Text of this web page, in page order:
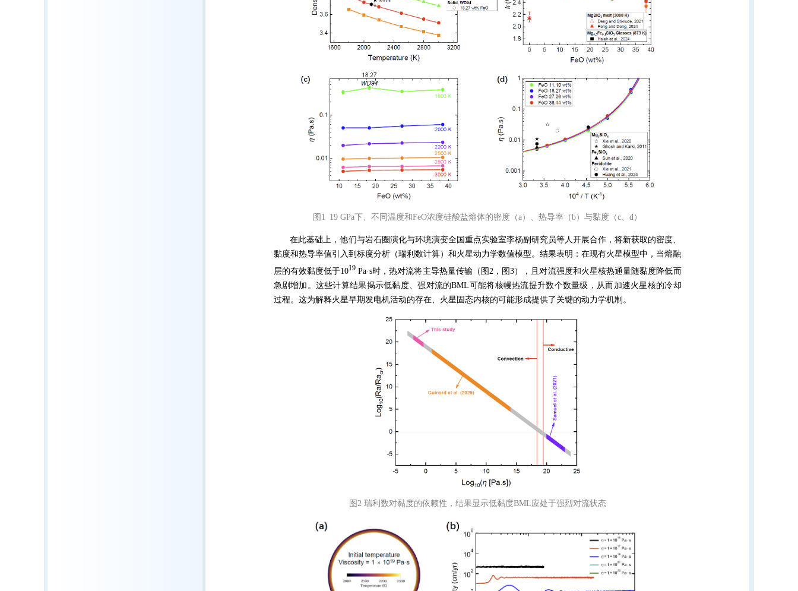
图1 19 GPa下、不同温度和FeO浓度硅酸盐熔体的密度（a）、热导率（b）与黏度（c、d）
在此基础上，他们与岩石圈演化与环境演变全国重点实验室李杨副研究员等人开展合作，将新获取的密度、
黏度和热导率值引入到标度分析（瑞利数计算）和火星动力学数值模型。结果表明：在现有火星模型中，当熔融
层的有效黏度低于1019 Pa·s时，热对流将主导热量传输（图2，图3），且对流强度和火星核热通量随黏度降低而
急剧增加。这些计算结果揭示低黏度、强对流的BML可能将核幔热流提升数个数量级，从而加速火星核的冷却
过程。这为解释火星早期发电机活动的存在、火星固态内核的可能形成提供了关键的动力学机制。
图2 瑞利数对黏度的依赖性，结果显示低黏度BML应处于强烈对流状态